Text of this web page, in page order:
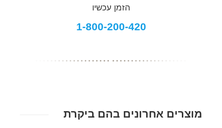
הזמן עכשיו
1-800-200-420
מוצרים אחרונים בהם ביקרת